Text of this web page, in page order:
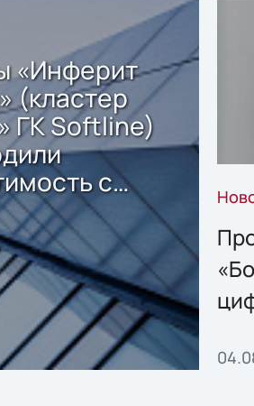
«Инферит
(кластер
ГК Softline)
с
Sharx
для
данных